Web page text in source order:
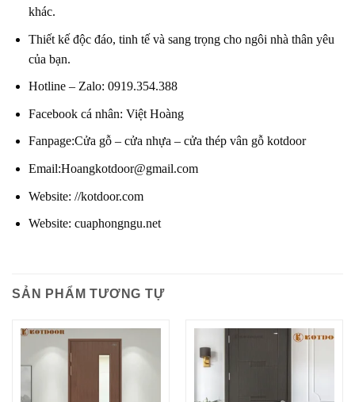
khác.
Thiết kế độc đáo, tinh tế và sang trọng cho ngôi nhà thân yêu
của bạn.
Hotline – Zalo: 0919.354.388
Facebook cá nhân: Việt Hoàng
Fanpage:Cửa gỗ – cửa nhựa – cửa thép vân gỗ kotdoor
Email:Hoangkotdoor@gmail.com
Website: //kotdoor.com
Website: cuaphongngu.net
SẢN PHẨM TƯƠNG TỰ